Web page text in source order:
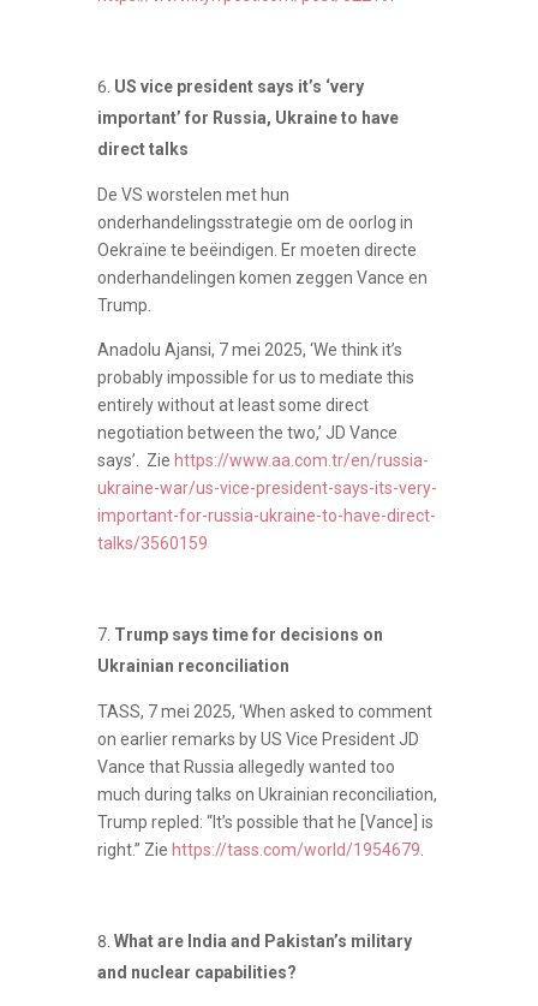
US vice president says it’s ‘very
important’ for Russia, Ukraine to have
direct talks
De VS worstelen met hun
onderhandelingsstrategie om de oorlog in
Oekraïne te beëindigen. Er moeten directe
onderhandelingen komen zeggen Vance en
Trump.
Anadolu Ajansi, 7 mei 2025, ‘We think it’s
probably impossible for us to mediate this
entirely without at least some direct
negotiation between the two,’ JD Vance
says’. Zie https://www.aa.com.tr/en/russia-
ukraine-war/us-vice-president-says-its-very-
important-for-russia-ukraine-to-have-direct-
talks/3560159
Trump says time for decisions on
Ukrainian reconciliation
TASS, 7 mei 2025, ‘When asked to comment
on earlier remarks by US Vice President JD
Vance that Russia allegedly wanted too
much during talks on Ukrainian reconciliation,
Trump repled: “It’s possible that he [Vance] is
right.” Zie https://tass.com/world/1954679
What are India and Pakistan’s military
and nuclear capabilities?